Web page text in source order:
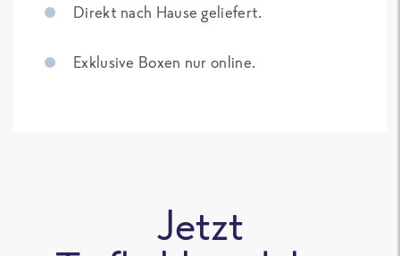
Direkt nach Hause geliefert.
Exklusive Boxen nur online.
Jetzt